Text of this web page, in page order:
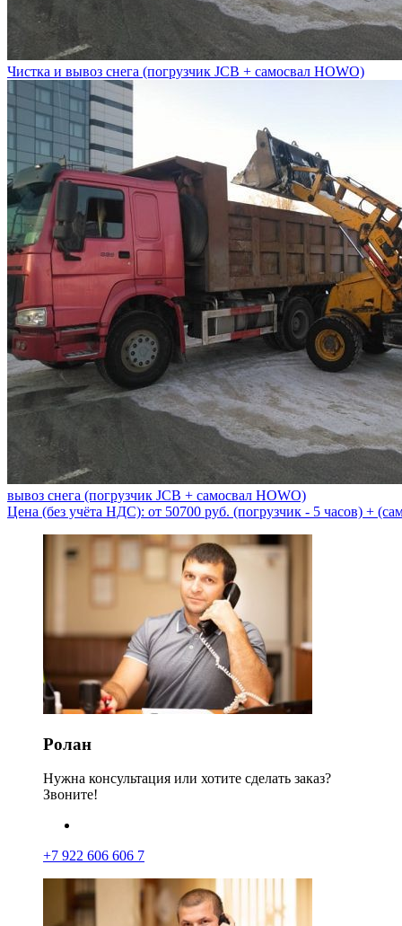
Чистка и вывоз снега (погрузчик JCB + самосвал HOWO)
вывоз снега (погрузчик JCB + самосвал HOWO)
Цена (без учёта НДС): от 50700 руб. (погрузчик - 5 часов) +
Ролан
Нужна консультация или хотите сделать заказ?
Звоните!
+7 922 606 606 7